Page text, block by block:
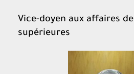
Vice-doyen aux affaires
supérieures